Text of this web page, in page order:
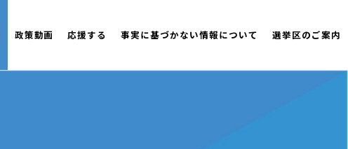
政策動画 応援する 事実に基づかない情報について 選挙区のご案内